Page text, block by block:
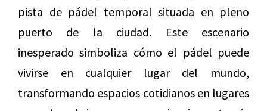
pista de pádel temporal situada en pleno
puerto de la ciudad. Este escenario
inesperado simboliza cómo el pádel puede
vivirse en cualquier lugar del mundo,
transformando espacios cotidianos en lugares